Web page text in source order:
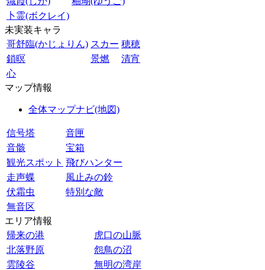
卜霊(ボクレイ)
未実装キャラ
哥舒臨(かじょりん) スカー 穂穂
鎖暝
景燃
清宵
心
マップ情報
全体マップナビ(地図)
信号塔
音匣
音骸
宝箱
観光スポット 飛びハンター
走声蝶
風止みの鈴
伏霜虫
特別な敵
無音区
エリア情報
帰来の港
虎口の山脈
北落野原
怨鳥の沼
雲陵谷
無明の湾岸